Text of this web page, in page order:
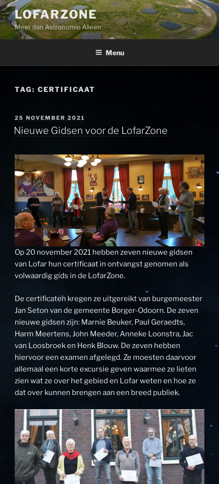
Ga
naar
de
inhoud
LOFARZONE
Meer dan Astronomie Alleen
Menu
TAG: CERTIFICAAT
GEPLAATST
OP
25 NOVEMBER 2021
Nieuwe Gidsen voor de LofarZone
Op 20 november 2021 hebben zeven nieuwe gidsen
van Lofar hun certificaat in ontvangst genomen als
volwaardig gids in de LofarZone.
De certificaten kregen ze uitgereikt van burgemeester
Jan Seton van de gemeente Borger-Odoorn. De zeven
nieuwe gidsen zijn: Marnie Beuker, Paul Geraedts,
Harm Meertens, John Meeder, Anneke Loonstra, Jac
van Loosbroek en Henk Blouw. De zeven hebben
hiervoor een examen afgelegd. Ze moesten daarvoor
allemaal een korte excursie geven waarmee ze lieten
zien wat ze over het gebied en Lofar weten en hoe ze
dat over kunnen brengen aan een breed publiek.